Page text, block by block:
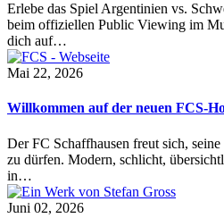
Erlebe das Spiel Argentinien vs.
beim offiziellen Public Viewing im
dich auf…
Mai 22, 2026
Willkommen auf der neuen FCS-
Der FC Schaffhausen freut sich,
zu dürfen. Modern, schlicht,
in…
Juni 02, 2026